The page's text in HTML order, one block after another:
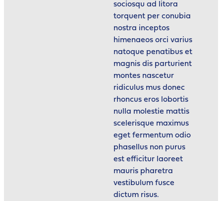
sociosqu ad litora
torquent per conubia
nostra inceptos
himenaeos orci varius
natoque penatibus et
magnis dis parturient
montes nascetur
ridiculus mus donec
rhoncus eros lobortis
nulla molestie mattis
scelerisque maximus
eget fermentum odio
phasellus non purus
est efficitur laoreet
mauris pharetra
vestibulum fusce
dictum risus.